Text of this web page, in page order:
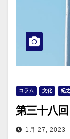
コラム 文化 紀
第三十八
1月 27, 2023